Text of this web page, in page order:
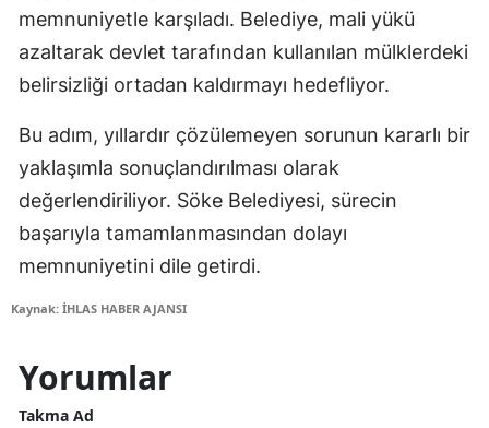
memnuniyetle karşıladı. Belediye, mali yükü
azaltarak devlet tarafından kullanılan mülklerdeki
belirsizliği ortadan kaldırmayı hedefliyor.
Bu adım, yıllardır çözülemeyen sorunun kararlı bir
yaklaşımla sonuçlandırılması olarak
değerlendiriliyor. Söke Belediyesi, sürecin
başarıyla tamamlanmasından dolayı
memnuniyetini dile getirdi.
Kaynak: İHLAS HABER AJANSI
Yorumlar
Takma Ad